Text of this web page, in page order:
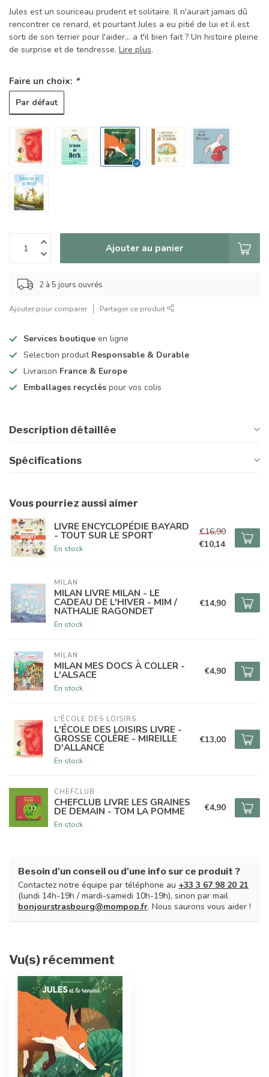
Jules est un souriceau prudent et solitaire. Il n'aurait jamais dû
rencontrer ce renard, et pourtant Jules a eu pitié de lui et il est
sorti de son terrier pour l'aider... a t'il bien fait ? Un histoire pleine
de surprise et de tendresse. Lire plus.
Faire un choix: *
Par défaut
Ajouter au panier
2 à 5 jours ouvrés
Ajouter pour comparer Partager ce produit
Services boutique en ligne
Selection produit Responsable & Durable
Livraison France & Europe
Emballages recyclés pour vos colis
Description détaillée
Spécifications
Vous pourriez aussi aimer
LIVRE ENCYCLOPÉDIE BAYARD
- TOUT SUR LE SPORT
En stock
€16,90
€10,14
MILAN
MILAN LIVRE MILAN - LE
CADEAU DE L'HIVER - MIM /
NATHALIE RAGONDET
En stock
€14,90
MILAN
MILAN MES DOCS À COLLER -
L'ALSACE
En stock
€4,90
L'ÉCOLE DES LOISIRS
L'ÉCOLE DES LOISIRS LIVRE -
GROSSE COLÈRE - MIREILLE
D'ALLANCÉ
En stock
€13,00
CHEFCLUB
CHEFCLUB LIVRE LES GRAINES
DE DEMAIN - TOM LA POMME
En stock
€4,90
Besoin d'un conseil ou d'une info sur ce produit ?
Contactez notre équipe par téléphone au +33 3 67 98 20 21
(lundi 14h-19h / mardi-samedi 10h-19h), sinon par mail
bonjourstrasbourg@mompop.fr. Nous saurons vous aider !
Vu(s) récemment